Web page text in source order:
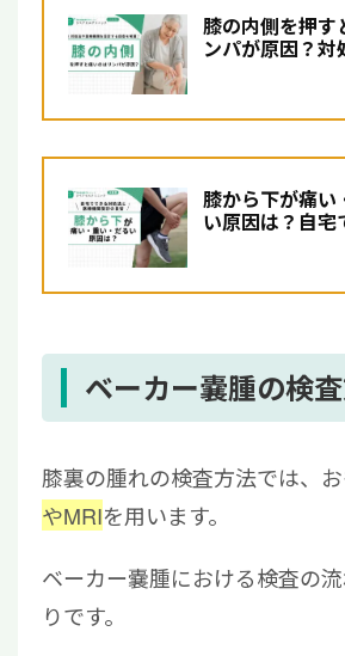
膝の内側を押す
ンパが原因？対
膝から下が痛い
い原因は？自宅
ベーカー嚢腫の検
膝裏の腫れの検査方法では、
やMRIを用います。
ベーカー嚢腫における検査の
りです。